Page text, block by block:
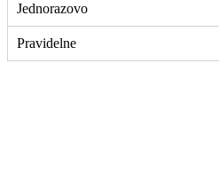
Jednorazovo
Pravidelne